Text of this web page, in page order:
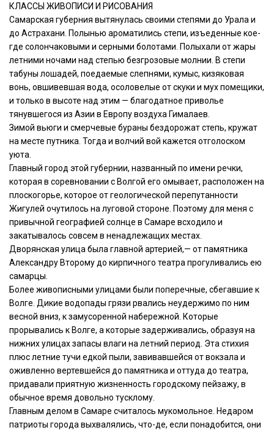
КЛАССЫ ЖИВОПИСИ И РИСОВАНИЯ
Самарская губерния вытянулась своими степями до Урала и
до Астрахани. Полынью ароматились степи, изъеденные кое-
где солончаковыми и серными болотами. Полыхали от жары
летними ночами над степью безгрозовые молнии. В степи
табуны лошадей, поедаемые слепнями, кумыс, кизяковая
вонь, овшивевшая вода, осоловелые от скуки и мух помещики,
и только в высоте над этим — благодатное приволье
тянувшегося из Азии в Европу воздуха Гималаев.
Зимой вьюги и смерчевые бураны бездорожат степь, кружат
на месте путника. Тогда и волчий вой кажется отголоском
уюта.
Главный город этой губернии, названный по имени речки,
которая в соревновании с Волгой его омывает, расположен на
плоскогорье, которое от геологической перепутанности
Жигулей очутилось на луговой стороне. Поэтому для меня с
привычной географией солнце в Самаре всходило и
закатывалось совсем в ненадлежащих местах.
Дворянская улица была главной артерией,— от памятника
Александру Второму до кирпичного театра прогуливались ею
самарцы.
Более живописными улицами были поперечные, сбегавшие к
Волге. Дикие водопады грязи рвались неудержимо по ним
весной вниз, к замусоренной набережной. Которые
прорывались к Волге, а которые задерживались, образуя на
нижних улицах запасы влаги на летний период. Эта стихия
плюс летние тучи едкой пыли, завивавшейся от вокзала и
оживленно вертевшейся до памятника и оттуда до театра,
придавали приятную жизненность городскому пейзажу, в
обычное время довольно тусклому.
Главным делом в Самаре считалось мукомольное. Недаром
патриоты города выхвалялись, что-де, если понадобится, они